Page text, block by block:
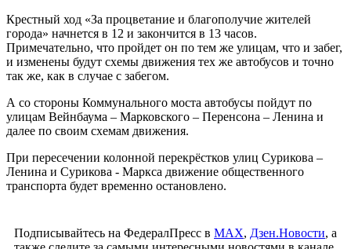
Крестный ход «За процветание и благополучие жителей
города» начнется в 12 и закончится в 13 часов.
Примечательно, что пройдет он по тем же улицам, что и забег,
и изменены будут схемы движения тех же автобусов и точно
так же, как в случае с забегом.
А со стороны Коммунального моста автобусы пойдут по
улицам Вейнбаума – Марковского – Перенсона – Ленина и
далее по своим схемам движения.
При пересечении колонной перекрёстков улиц Сурикова –
Ленина и Сурикова - Маркса движение общественного
транспорта будет временно остановлено.
Подписывайтесь на ФедералПресс в МАХ, Дзен.Новости, а